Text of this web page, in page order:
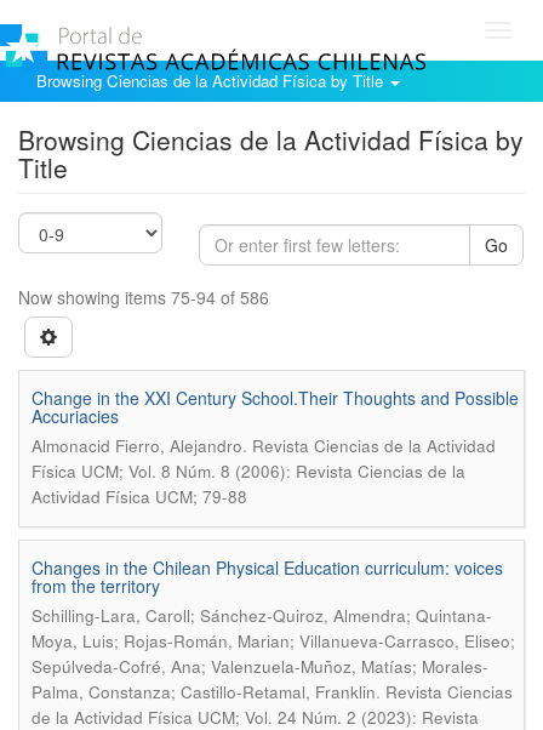
Browsing Ciencias de la Actividad Física by Title
Browsing Ciencias de la Actividad Física by
Title
Go
Now showing items 75-94 of 586
Change in the XXI Century School.Their Thoughts and Possible
Accuriacies
Almonacid Fierro, Alejandro. Revista Ciencias de la Actividad
Física UCM; Vol. 8 Núm. 8 (2006): Revista Ciencias de la
Actividad Física UCM; 79-88
Changes in the Chilean Physical Education curriculum: voices
from the territory
Schilling-Lara, Caroll; Sánchez-Quiroz, Almendra; Quintana-
Moya, Luis; Rojas-Román, Marian; Villanueva-Carrasco, Eliseo;
Sepúlveda-Cofré, Ana; Valenzuela-Muñoz, Matías; Morales-
Palma, Constanza; Castillo-Retamal, Franklin. Revista Ciencias
de la Actividad Física UCM; Vol. 24 Núm. 2 (2023): Revista